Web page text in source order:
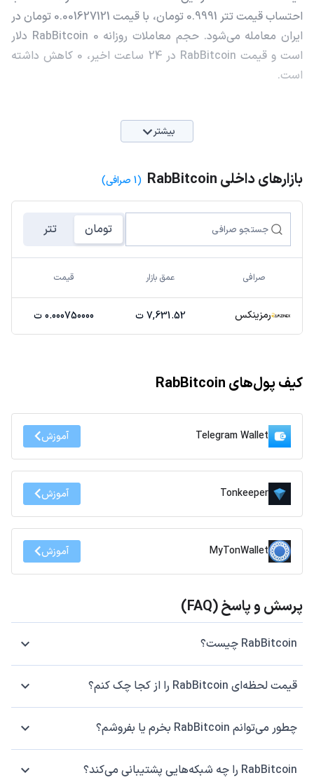
احتساب قیمت تتر 0.9991 تومان، با قیمت 0.001627121 تومان در
ایران معامله می‌شود. حجم معاملات روزانه RabBitcoin 0 دلار
است و قیمت RabBitcoin در 24 ساعت اخیر، 0 کاهش داشته
است.
بیشتر
بازارهای داخلی RabBitcoin (1 صرافی)
تومان تتر
صرافی عمق بازار قیمت
رمزینکس 7,631.52 ت 0.000750000 ت
کیف پول‌های RabBitcoin
Telegram Wallet آموزش
Tonkeeper آموزش
MyTonWallet آموزش
پرسش و پاسخ (FAQ)
RabBitcoin چیست؟
قیمت لحظه‌ای RabBitcoin را از کجا چک کنم؟
چطور می‌توانم RabBitcoin بخرم یا بفروشم؟
RabBitcoin را چه شبکه‌هایی پشتیبانی می‌کند؟